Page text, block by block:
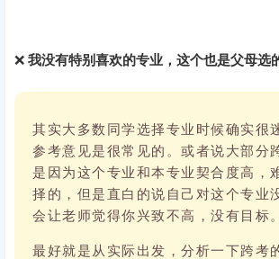
❌ 我没有特别喜欢的专业，这个也是父母
其实大多数同学选择专业时候确实很
参考意见是很常见的。或者说大部分
是因为这个专业和本专业契合度高，
择的，但是直白的说自己对这个专业
会让老师觉得你兴致不高，没有目标。
最好就是从实际出发，分析一下跨考